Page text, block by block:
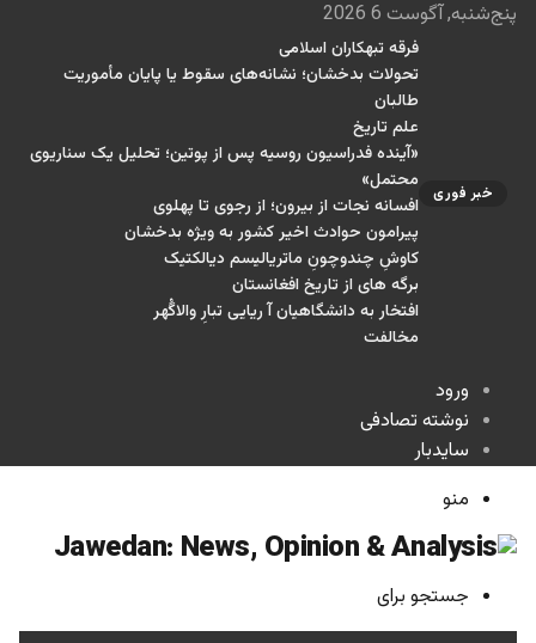
پنج‌شنبه, آگوست 6 2026
خبر فوری
فرقه تبهکاران اسلامی
تحولات بدخشان؛ نشانه‌های سقوط یا پایان مأموریت
طالبان
علم تاریخ
«آینده فدراسیون روسیه پس از پوتین؛ تحلیل یک سناریوی
محتمل»
افسانه نجات از بیرون؛ از رجوی تا پهلوی
پیرامون حوادث اخیر کشور به ویژه بدخشان
کاوشِ چندو‌چونِ ماتریالیسم دیالکتیک
برگه های از تاریخ افغانستان
افتخار به دانشگاهیان آ ریایی تبارِ والاگُهر
مخالفت
ورود
نوشته تصادفی
سایدبار
منو
جستجو برای